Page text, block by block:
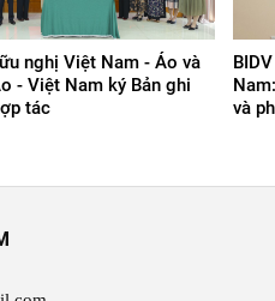
nghị Việt Nam - Áo và
- Việt Nam ký Bản ghi
tác
và